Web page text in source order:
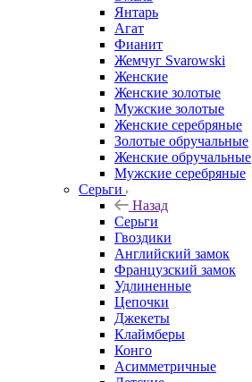
Янтарь
Агат
Фианит
Жемчуг Svarowski
Женские
Женские золотые
Мужские золотые
Женские серебряные
Золотые обручальные
Женские обручальные
Мужские серебряные
Серьги
Назад
Серьги
Гвоздики
Английский замок
Французский замок
Удлиненные
Цепочки
Джекеты
Клаймберы
Конго
Асимметричные